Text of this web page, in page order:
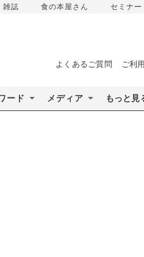
雑誌 食の本屋さん セミナ
よくあるご質問 ご利
ード メディア もっと見